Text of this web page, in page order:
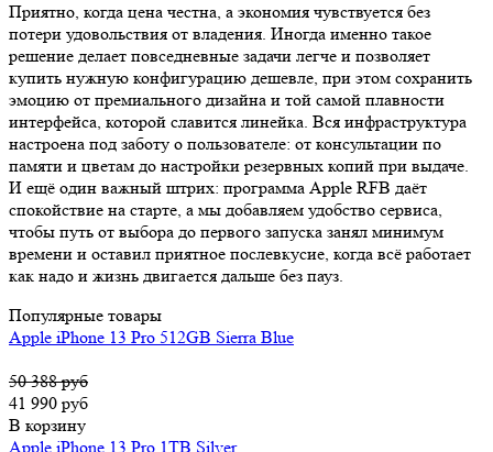
Приятно, когда цена честна, а экономия чувствуется без
потери удовольствия от владения. Иногда именно такое
решение делает повседневные задачи легче и позволяет
купить нужную конфигурацию дешевле, при этом сохранить
эмоцию от премиального дизайна и той самой плавности
интерфейса, которой славится линейка. Вся инфраструктура
настроена под заботу о пользователе: от консультации по
памяти и цветам до настройки резервных копий при выдаче.
И ещё один важный штрих: программа Apple RFB даёт
спокойствие на старте, а мы добавляем удобство сервиса,
чтобы путь от выбора до первого запуска занял минимум
времени и оставил приятное послевкусие, когда всё работает
как надо и жизнь двигается дальше без пауз.
Популярные товары
Apple iPhone 13 Pro 512GB Sierra Blue
50 388 руб
41 990 руб
В корзину
Apple iPhone 13 Pro 1TB Silver